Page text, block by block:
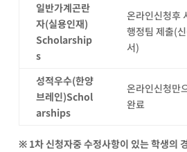
일반가계곤란
자(실용인재)
Scholarship
s
온라인신청후
행정팀 제출(
서)
성적우수(한양
브레인)Schol
arships
온라인신청만
완료
※ 1차 신청자중 수정사항이 있는 학생의